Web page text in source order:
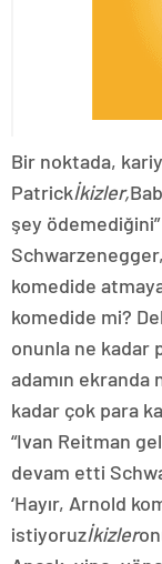
Bir noktada,
Patrickİkizler,
şey ödemediğini”
Schwarzenegger,
komedide
komedide mi?
onunla ne kadar
adamın ekranda
kadar çok para
“Ivan Reitman
devam etti
‘Hayır, Arnold
istiyoruzİkizler